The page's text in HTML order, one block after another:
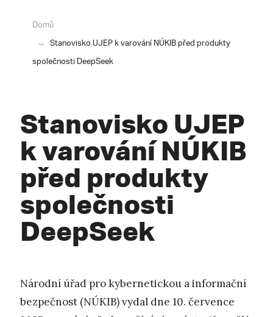
Domů
Stanovisko UJEP k varování NÚKIB před produkty
společnosti DeepSeek
Stanovisko UJEP
k varování NÚKIB
před produkty
společnosti
DeepSeek
Národní úřad pro kybernetickou a informační
bezpečnost (NÚKIB) vydal dne 10. července